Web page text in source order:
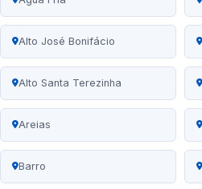
Alto José Bonifácio
Alto Santa Terezinha
Areias
Barro